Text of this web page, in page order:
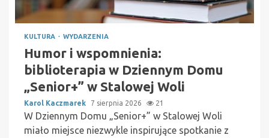
KULTURA WYDARZENIA
Humor i wspomnienia:
biblioterapia w Dziennym Domu
„Senior+” w Stalowej Woli
Karol Kaczmarek 7 sierpnia 2026 21
W Dziennym Domu „Senior+” w Stalowej Woli
miało miejsce niezwykle inspirujące spotkanie z